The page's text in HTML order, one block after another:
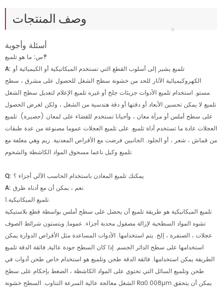
وصف المنتجات
أسئلة وأجوبة
س: ما هو تلميع?
A:
الكهروكيميائية الآثار للحد من خشونة سطح الشغل للحصول على مشرق ، سطح
مستو. استخدام تلميع الأدوات جزيئات جلخ أو غيره تلميع الإعلام لتعديل سطح الشغل.
تلميع لا يمكن تحسين الأبعاد أو دقتها أو دقة هندسية من الشغل ، ولكن لغرض الحصول
على سطح أملس أو مرآة معان ، وأحيانا تستخدم للقضاء على لمعان (حصيرة). تلميع
العجلات عادة ما تستخدم أداة تلميع. على تلميع العجلات عموما مصنوعة من عدة طبقات
من قماش ، شعر ، أو الجلود. الجانبين فرضت مع الأقراص المعدنية. ريم وهي مغلفة مع
تلميع وكيل ناعما مسحوق المواد الكاشطة والشحوم.
Q: يمكنك تلميع المعادن باستخدام الحاسب الآلي أجزاء ؟
A:
نعم ، يمكن أن مع أدناه طرق:
1.تلميع الميكانيكية.
تلميع الميكانيكية هو طريقة تلميع أن يحصل على سطح أملس بواسطة قطع بلاستيكية
تشوه المواد السطحية لإزالة مصقول محدبة أجزاء. عموما, ويتستون شرائط الصوف
عجلات ، الصنفرة ، إلخ. يتم استخدامها. الأدوات المساعدة مثل الأقراص الدوارة يمكن
استخدامها على سطح الدائر الجسم. إذا كان السطح جودة عالية, فائقة الدقة تلميع
الطريقة يمكن استخدامها. فائقة الدقة طحن وتلميع هو استخدام خاص طحن أدوات في
طحن وتلميع السائل التي تحتوي على المواد الكاشطة ، الضغط بإحكام على سطح
الشغل معالجة عالية السرعة التناوب. السطح خشونة Ra0.008µm يمكن أن يتحقق